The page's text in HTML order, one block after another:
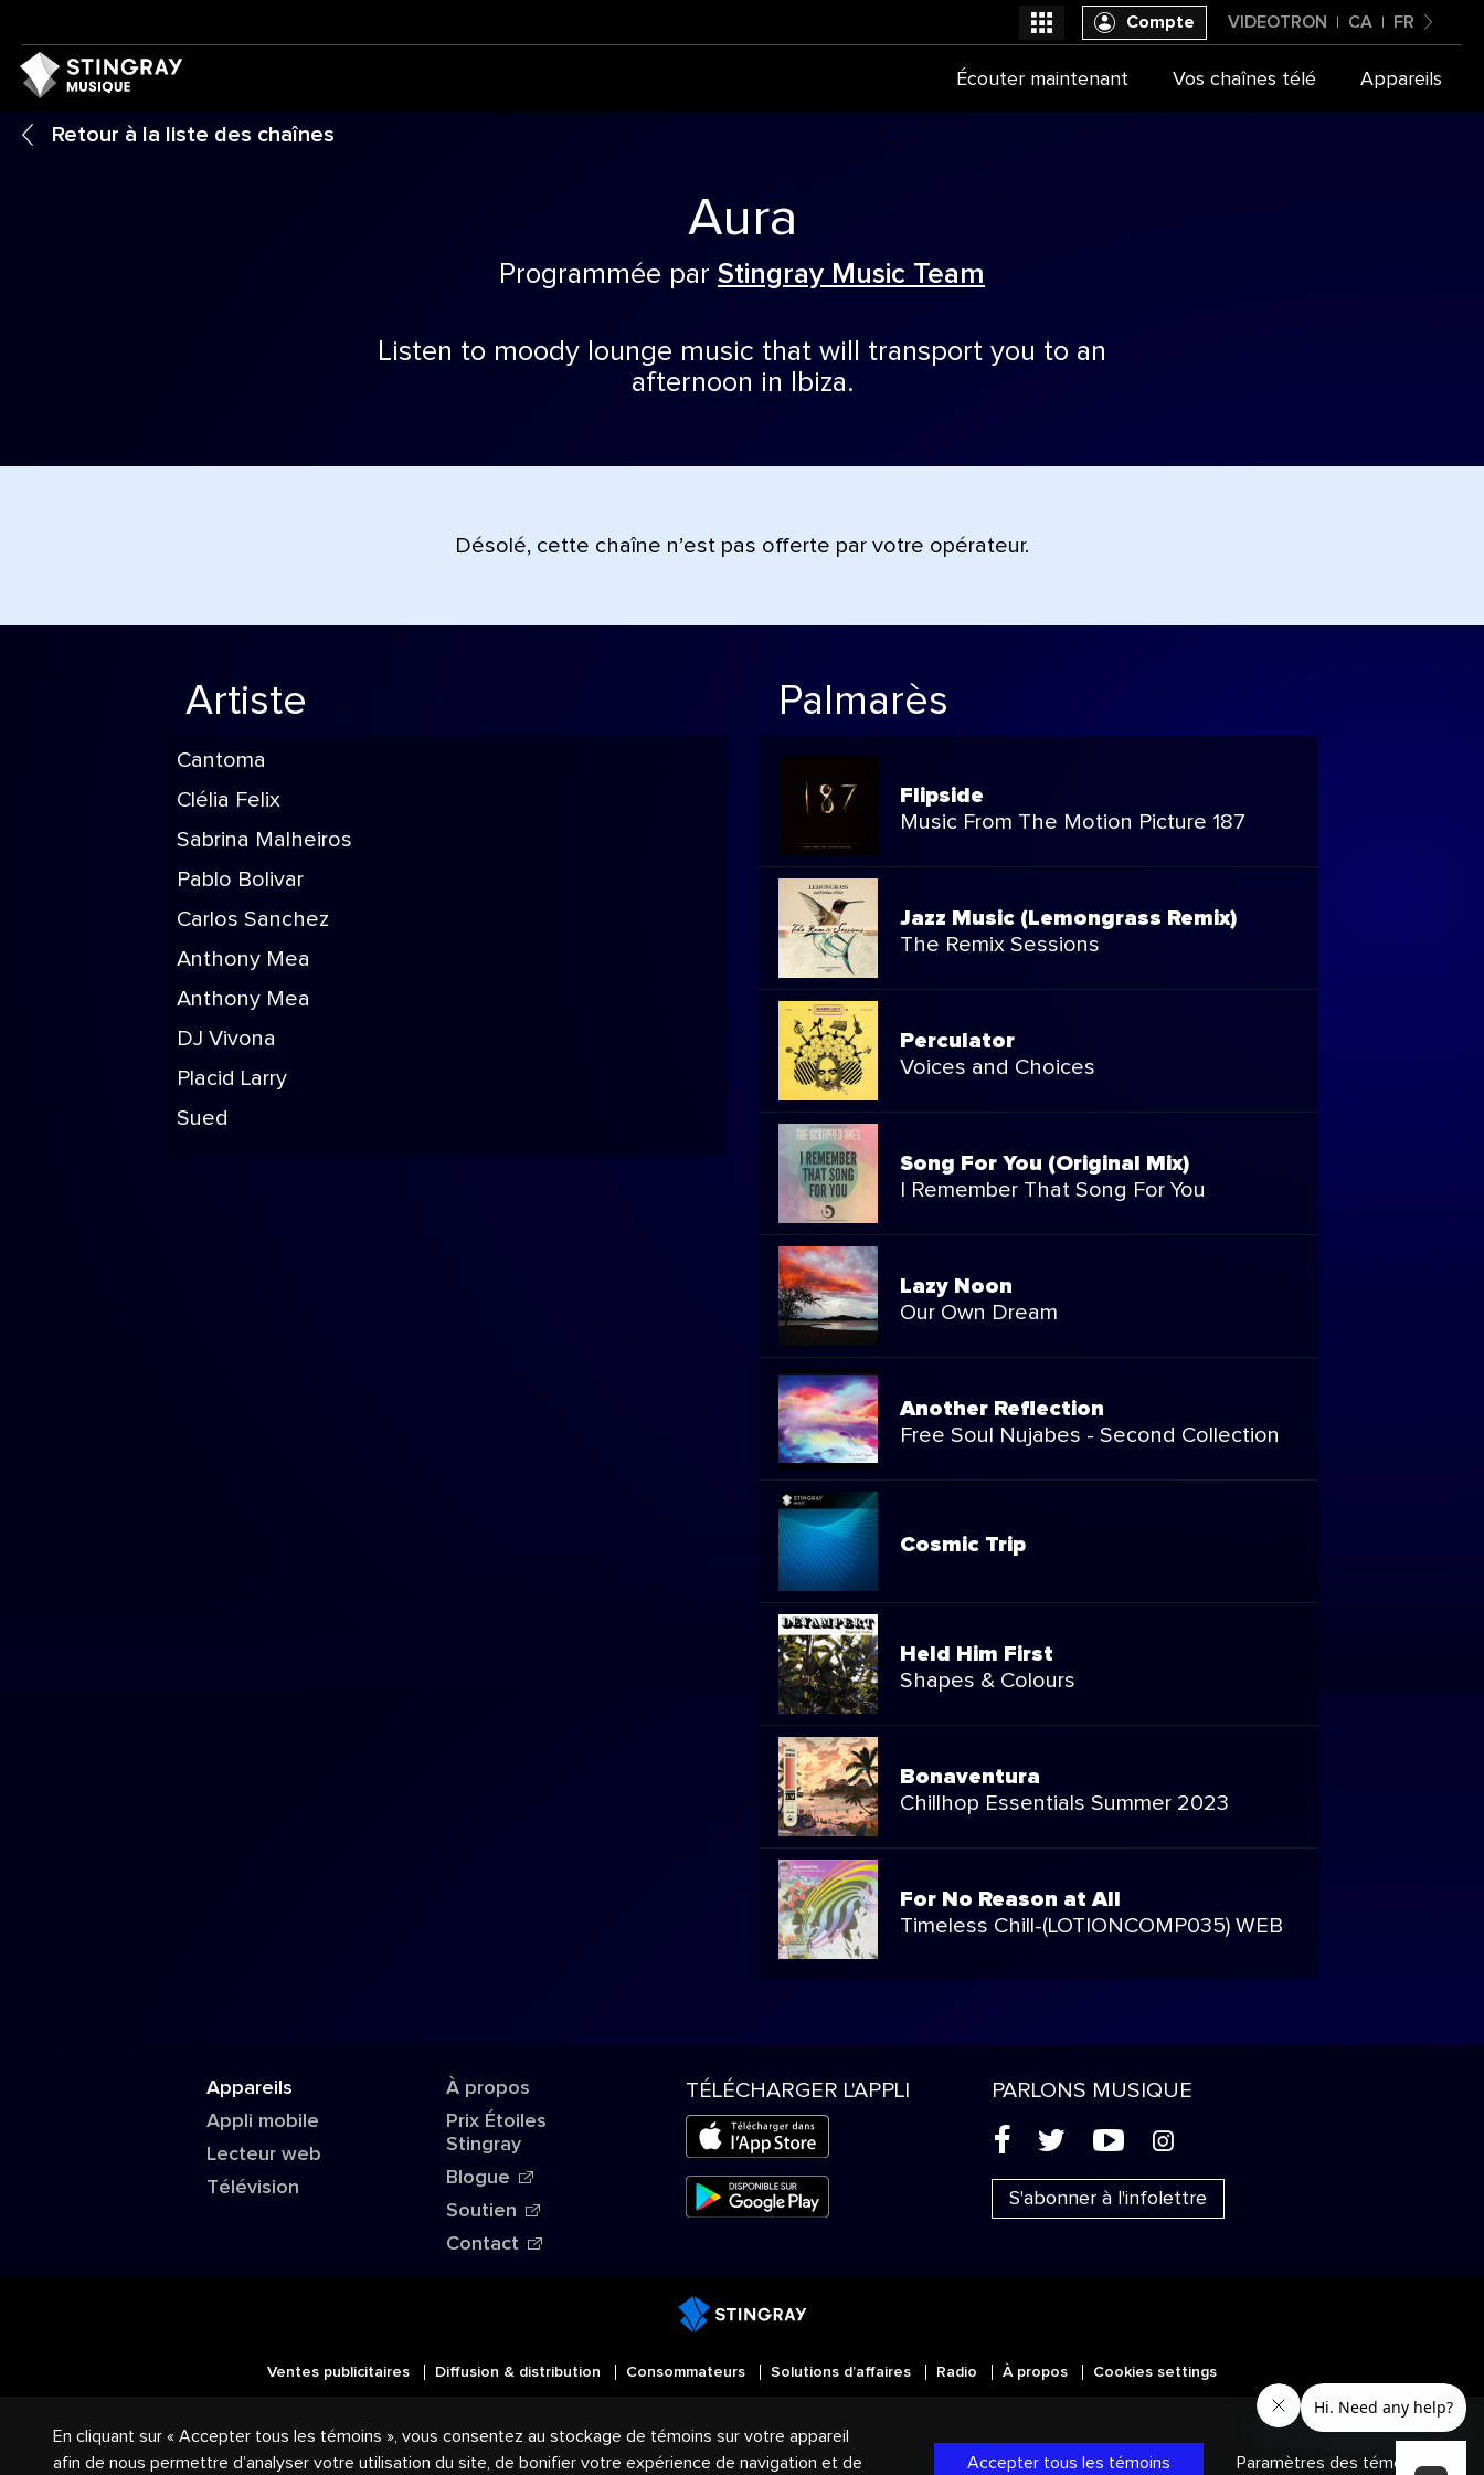
Retour à la liste des chaînes
Aura
Programmée par Stingray Music Team
Listen to moody lounge music that will transport you to an
afternoon in Ibiza.
Désolé, cette chaîne n’est pas offerte par votre opérateur.
Artiste
Cantoma
Clélia Felix
Sabrina Malheiros
Pablo Bolivar
Carlos Sanchez
Anthony Mea
Anthony Mea
DJ Vivona
Placid Larry
Sued
Palmarès
Flipside
Music From The Motion Picture 187
Jazz Music (Lemongrass Remix)
The Remix Sessions
Perculator
Voices and Choices
Song For You (Original Mix)
I Remember That Song For You
Lazy Noon
Our Own Dream
Another Reflection
Free Soul Nujabes - Second Collection
Cosmic Trip
Held Him First
Shapes & Colours
Bonaventura
Chillhop Essentials Summer 2023
For No Reason at All
Timeless Chill-(LOTIONCOMP035) WEB
Appareils
Appli mobile
Lecteur web
Télévision
À propos
Prix Étoiles
Stingray
Blogue
Soutien
Contact
TÉLÉCHARGER L'APPLI PARLONS MUSIQUE
( ' + &
S'abonner à l'infolettre
Ventes publicitaires Diffusion & distribution Consommateurs Solutions d’affaires Radio À propos Cookies settings
et les autres marques et
logos reliés sont des marques de commerce du Groupe Stingray au Canada, aux États-Unis et dans les autres territoires.
de confidentialité|Modalités et Conditions
Canada
VIDEOTRON CA FR
Compte
Écouter maintenant Vos chaînes télé Appareils
En cliquant sur « Accepter tous les témoins », vous consentez au stockage de témoins sur votre appareil
afin de nous permettre d’analyser votre utilisation du site, de bonifier votre expérience de navigation et de
Accepter tous les témoins Paramètres des témoins